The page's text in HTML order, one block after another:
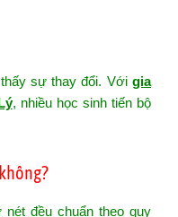
sự thay đổi. Với gia
, nhiều học sinh tiến bộ
đều chuẩn theo quy